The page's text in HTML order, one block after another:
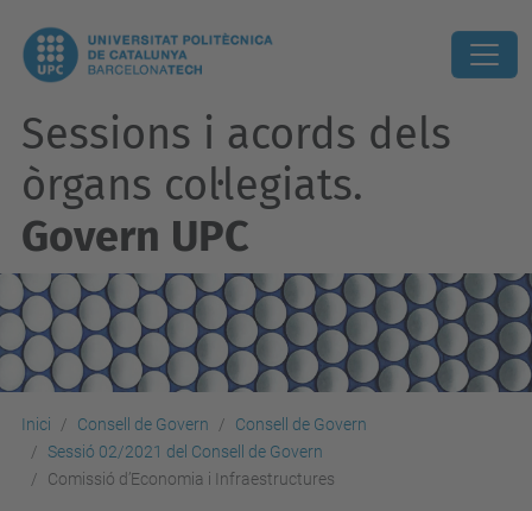
Sessions i acords dels
òrgans col·legiats.
Govern UPC
Inici Consell de Govern
Consell de Govern
Sessió 02/2021 del Consell de Govern
Comissió d’Economia i Infraestructures